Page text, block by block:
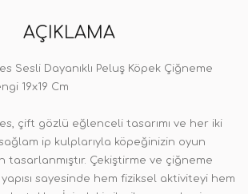
AÇIKLAMA
Sesli Dayanıklı Peluş Köpek Çiğneme
19x19 Cm
çift gözlü eğlenceli tasarımı ve her iki
ip kulplarıyla köpeğinizin oyun
tasarlanmıştır. Çekiştirme ve çiğneme
sayesinde hem fiziksel aktiviteyi hem